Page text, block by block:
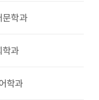
문학과
학과
학과